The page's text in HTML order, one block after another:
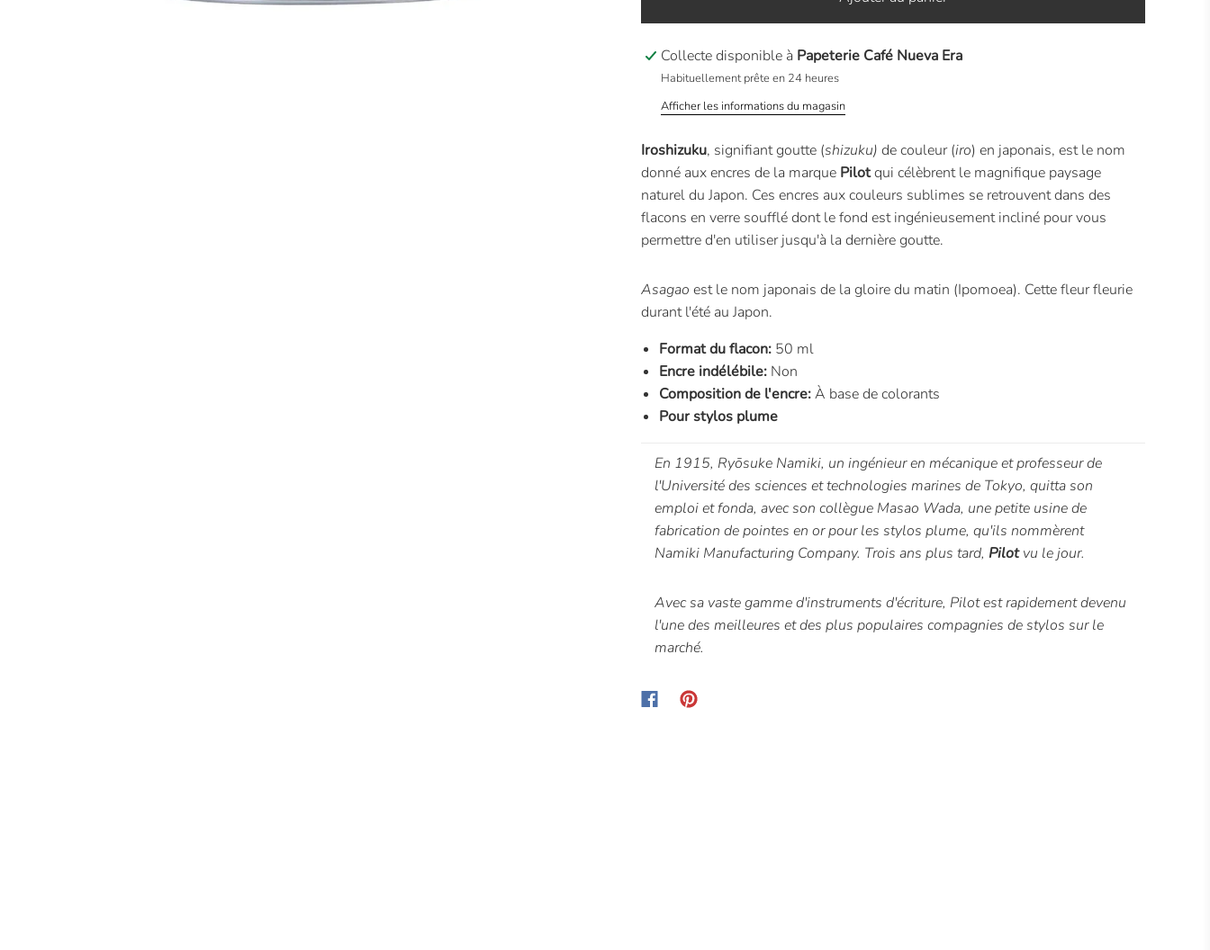
Collecte disponible à Papeterie Café Nueva Era
Habituellement prête en 24 heures
Afficher les informations du magasin
Iroshizuku, signifiant goutte (shizuku) de couleur (iro) en japonais, est le nom
donné aux encres de la marque Pilotqui célèbrent le magnifique paysage
naturel du Japon. Ces encres aux couleurs sublimes se retrouvent dans des
flacons en verre soufflé dont le fond est ingénieusement incliné pour vous
permettre d'en utiliser jusqu'à la dernière goutte.
Asagao est le nom japonais de la gloire du matin (Ipomoea). Cette fleur fleurie
durant l'été au Japon.
Format du flacon: 50 ml
Encre indélébile: Non
Composition de l'encre:À base de colorants
Pour stylos plume
En 1915, Ryōsuke Namiki, un ingénieur en mécanique et professeur de
l'Université des sciences et technologies marines de Tokyo, quitta son
emploi et fonda, avec son collègue Masao Wada, une petite usine de
fabrication de pointes en or pour les stylos plume, qu'ils nommèrent
Namiki Manufacturing Company. Trois ans plus tard, Pilotvu le jour.
Avec sa vaste gamme d'instruments d'écriture, Pilot est rapidement devenu
l'une des meilleures et des plus populaires compagnies de stylos sur le
marché.